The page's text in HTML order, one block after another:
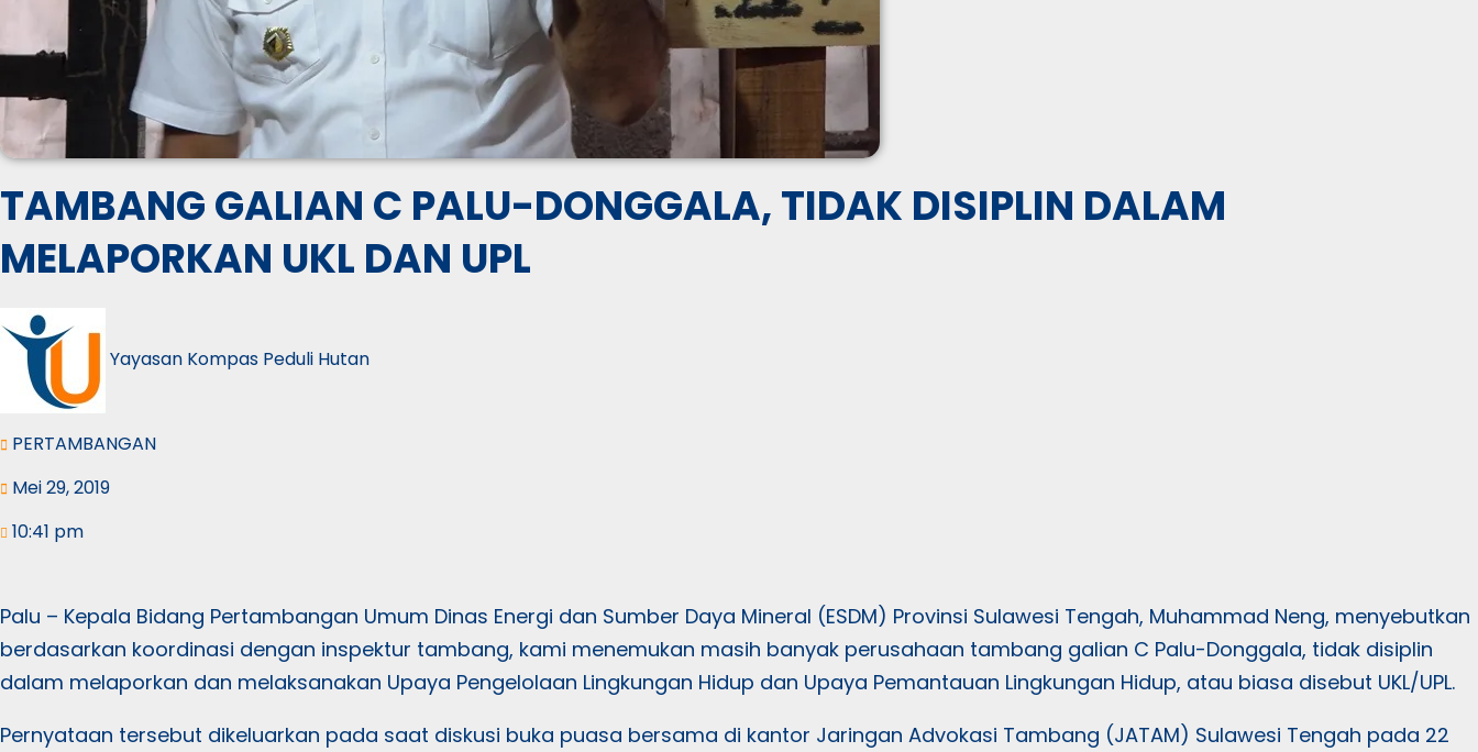
TAMBANG GALIAN C PALU-DONGGALA, TIDAK DISIPLIN DALAM
MELAPORKAN UKL DAN UPL
Yayasan Kompas Peduli Hutan
PERTAMBANGAN
Mei 29, 2019
10:41 pm
Palu – Kepala Bidang Pertambangan Umum Dinas Energi dan Sumber Daya Mineral (ESDM) Provinsi Sulawesi Tengah, Muhammad Neng, menyebutkan
berdasarkan koordinasi dengan inspektur tambang, kami menemukan masih banyak perusahaan tambang galian C Palu-Donggala, tidak disiplin
dalam melaporkan dan melaksanakan Upaya Pengelolaan Lingkungan Hidup dan Upaya Pemantauan Lingkungan Hidup, atau biasa disebut UKL/UPL.
Pernyataan tersebut dikeluarkan pada saat diskusi buka puasa bersama di kantor Jaringan Advokasi Tambang (JATAM) Sulawesi Tengah pada 22